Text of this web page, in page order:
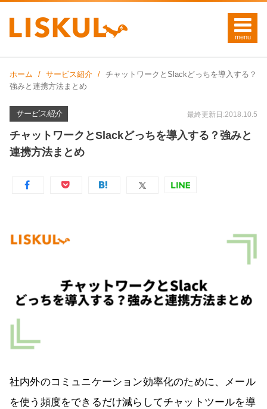
ホーム サービス紹介
チャットワークとSlackどっちを導入する？
強みと連携方法まとめ
サービス紹介 最終更新日:2018.10.5
チャットワークとSlackどっちを導入する？強みと
連携方法まとめ
社内外のコミュニケーション効率化のために、メール
を使う頻度をできるだけ減らしてチャットツールを導